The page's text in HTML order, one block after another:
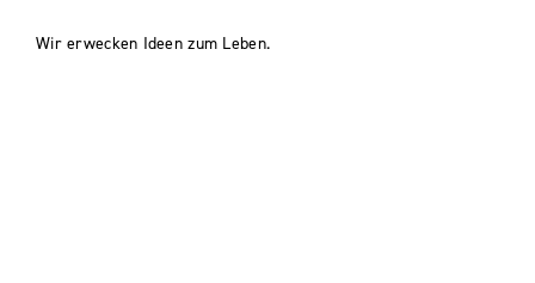
Wir erwecken Ideen zum Leben.